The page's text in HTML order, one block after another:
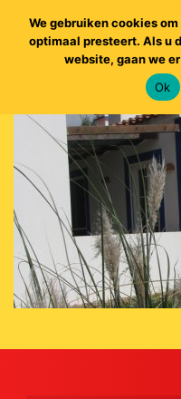
We gebruiken cookies
optimaal presteert. Als u
website, gaan we
Ok